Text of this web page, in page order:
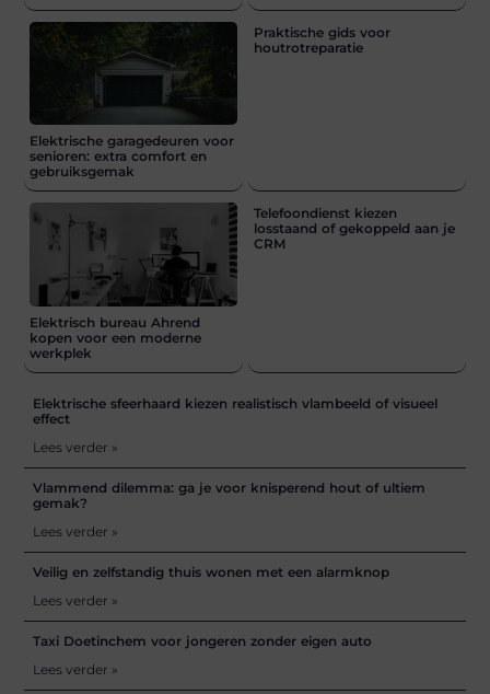
Elektrische garagedeuren voor
senioren: extra comfort en
gebruiksgemak
Praktische gids voor
houtrotreparatie
Elektrisch bureau Ahrend
kopen voor een moderne
werkplek
Telefoondienst kiezen
losstaand of gekoppeld aan je
CRM
Elektrische sfeerhaard kiezen realistisch vlambeeld of visueel
effect
Lees verder »
Vlammend dilemma: ga je voor knisperend hout of ultiem
gemak?
Lees verder »
Veilig en zelfstandig thuis wonen met een alarmknop
Lees verder »
Taxi Doetinchem voor jongeren zonder eigen auto
Lees verder »